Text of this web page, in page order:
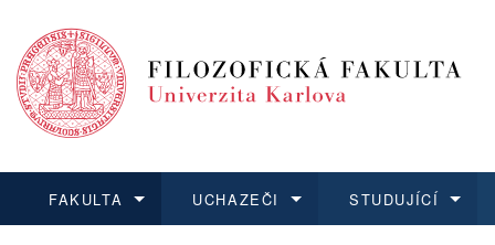
FAKULTA UCHAZEČI STUDUJÍCÍ